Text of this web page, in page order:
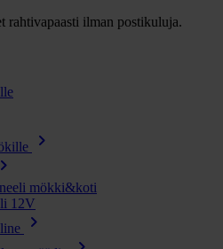
ilman postikuluja.
chevron_right
chevron_right
mökki&koti
12V
chevron_right